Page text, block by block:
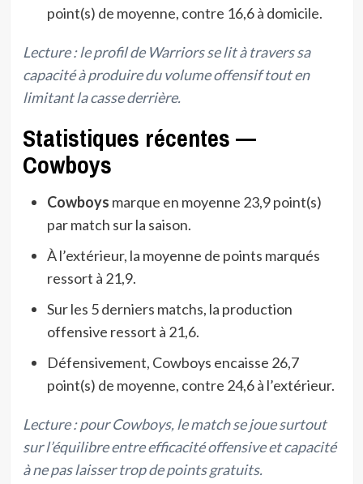
point(s) de moyenne, contre 16,6 à domicile.
Lecture : le profil de Warriors se lit à travers sa
capacité à produire du volume offensif tout en
limitant la casse derrière.
Statistiques récentes —
Cowboys
Cowboys marque en moyenne 23,9 point(s)
par match sur la saison.
À l’extérieur, la moyenne de points marqués
ressort à 21,9.
Sur les 5 derniers matchs, la production
offensive ressort à 21,6.
Défensivement, Cowboys encaisse 26,7
point(s) de moyenne, contre 24,6 à l’extérieur.
Lecture : pour Cowboys, le match se joue surtout
sur l’équilibre entre efficacité offensive et capacité
à ne pas laisser trop de points gratuits.